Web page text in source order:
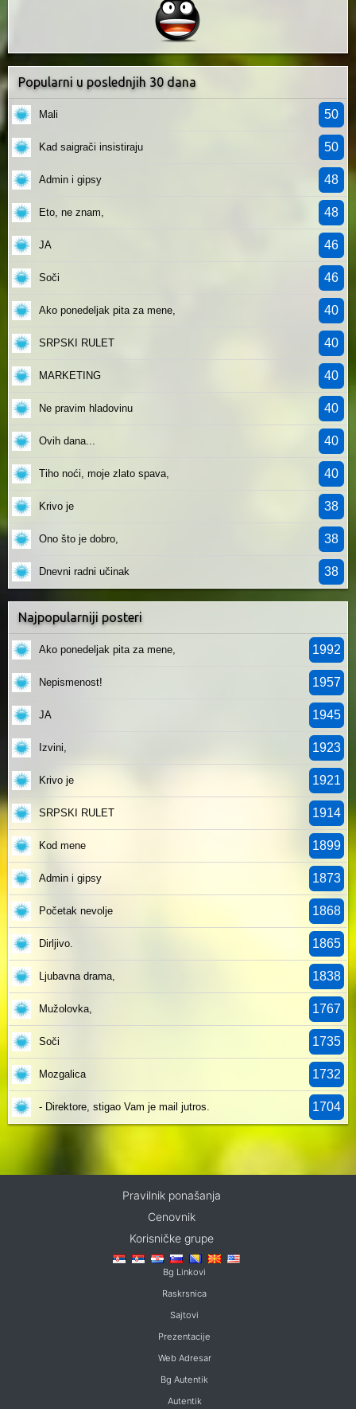
Popularni u poslednjih 30 dana
Mali 50
Kad saigrači insistiraju 50
Admin i gipsy 48
Eto, ne znam, 48
JA 46
Soči 46
Ako ponedeljak pita za mene, 40
SRPSKI RULET 40
MARKETING 40
Ne pravim hladovinu 40
Ovih dana... 40
Tiho noći, moje zlato spava, 40
Krivo je 38
Ono što je dobro, 38
Dnevni radni učinak 38
Najpopularniji posteri
Ako ponedeljak pita za mene, 1992
Nepismenost! 1957
JA 1945
Izvini, 1923
Krivo je 1921
SRPSKI RULET 1914
Kod mene 1899
Admin i gipsy 1873
Početak nevolje 1868
Dirljivo. 1865
Ljubavna drama, 1838
Mužolovka, 1767
Soči 1735
Mozgalica 1732
- Direktore, stigao Vam je mail jutros. 1704
Pravilnik ponašanja
Cenovnik
Korisničke grupe
Bg Linkovi
Raskrsnica
Sajtovi
Prezentacije
Web Adresar
Bg Autentik
Autentik